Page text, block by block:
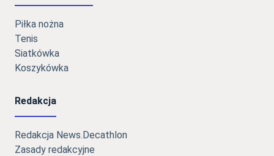
Piłka nożna
Tenis
Siatkówka
Koszykówka
Redakcja
Redakcja News.Decathlon
Zasady redakcyjne